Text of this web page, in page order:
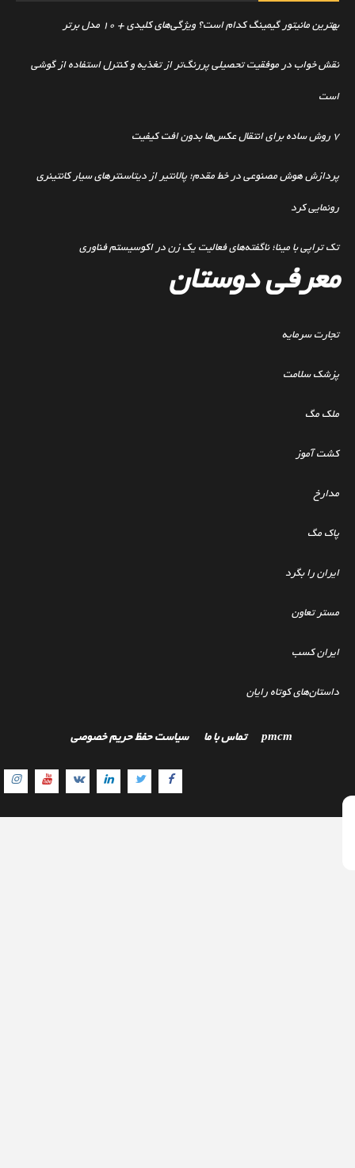
بهترین مانیتور گیمینگ کدام است؟ ویژگی‌های کلیدی + 10 مدل برتر
نقش خواب در موفقیت تحصیلی پررنگ‌تر از تغذیه و کنترل استفاده از گوشی
است
پردازش هوش مصنوعی در خط مقدم؛ پالانتیر از دیتاسنترهای سیار کانتینری
رونمایی کرد
تک تراپی با مینا؛ ناگفته‌های فعالیت یک زن در اکوسیستم فناوری
معرفی دوستان
تجارت سرمایه
پزشک سلامت
ملک مگ
کشت آموز
مدارخ
پاک مگ
ایران را بگرد
مستر تعاون
ایران کسب
داستان‌های کوتاه رایان
pmcm تماس با ما سیاست حفظ حریم خصوصی
Facebook
Twitter
Linkedin
VK